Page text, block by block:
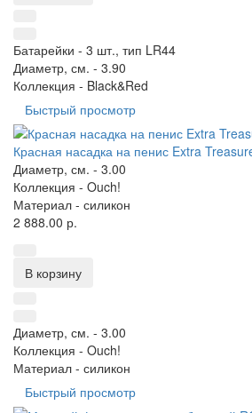
Батарейки - 3 шт., тип LR44
Диаметр, см. - 3.90
Коллекция - Black&Red
Быстрый просмотр
Красная насадка на пенис Extra
Диаметр, см. - 3.00
Коллекция - Ouch!
Материал - силикон
2 888.00 р.
В корзину
Диаметр, см. - 3.00
Коллекция - Ouch!
Материал - силикон
Быстрый просмотр